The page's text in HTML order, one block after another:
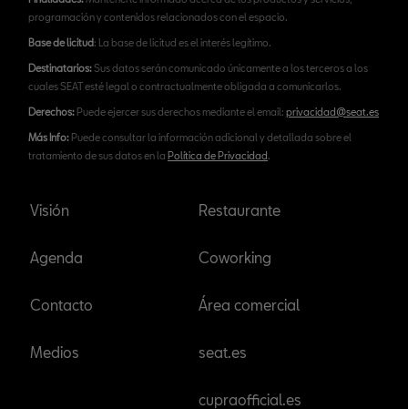
programación y contenidos relacionados con el espacio.
Base de licitud: La base de licitud es el interés legítimo.
Destinatarios:Sus datos serán comunicado únicamente a los terceros a los
cuales SEAT esté legal o contractualmente obligada a comunicarlos.
Derechos: Puede ejercer sus derechos mediante el email: privacidad@seat.es
Más Info: Puede consultar la información adicional y detallada sobre el
tratamiento de sus datos en la Política de Privacidad.
Visión
Agenda
Contacto
Medios
Restaurante
Coworking
Área comercial
seat.es
cupraofficial.es